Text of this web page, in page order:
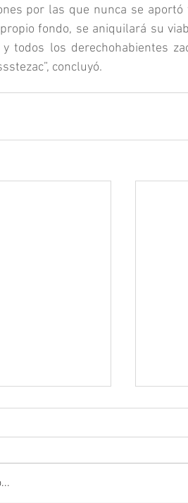
por las que nunca se
fondo, se aniquilará su
todos los derechohabientes
concluyó.